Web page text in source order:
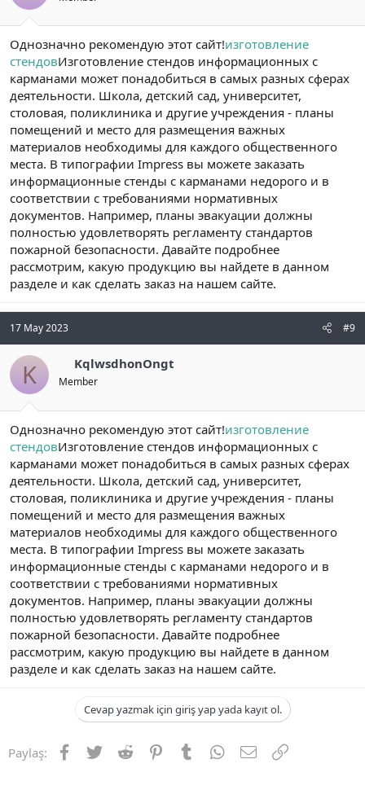
Однозначно рекомендую этот сайт!изготовление
стендовИзготовление стендов информационных с
карманами может понадобиться в самых разных сферах
деятельности. Школа, детский сад, университет,
столовая, поликлиника и другие учреждения - планы
помещений и место для размещения важных
материалов необходимы для каждого общественного
места. В типографии Impress вы можете заказать
информационные стенды с карманами недорого и в
соответствии с требованиями нормативных
документов. Например, планы эвакуации должны
полностью удовлетворять регламенту стандартов
пожарной безопасности. Давайте подробнее
рассмотрим, какую продукцию вы найдете в данном
разделе и как сделать заказ на нашем сайте.
17 May 2023 #9
K KqlwsdhonOngt
Member
Однозначно рекомендую этот сайт!изготовление
стендовИзготовление стендов информационных с
карманами может понадобиться в самых разных сферах
деятельности. Школа, детский сад, университет,
столовая, поликлиника и другие учреждения - планы
помещений и место для размещения важных
материалов необходимы для каждого общественного
места. В типографии Impress вы можете заказать
информационные стенды с карманами недорого и в
соответствии с требованиями нормативных
документов. Например, планы эвакуации должны
полностью удовлетворять регламенту стандартов
пожарной безопасности. Давайте подробнее
рассмотрим, какую продукцию вы найдете в данном
разделе и как сделать заказ на нашем сайте.
Cevap yazmak için giriş yap yada kayıt ol.
Paylaş: Facebook
TwitterReddit PinterestTumblrWhatsApp
E-postaLink